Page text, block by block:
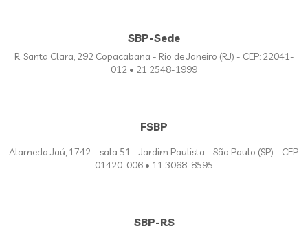
SBP-Sede
R. Santa Clara, 292 Copacabana - Rio de Janeiro (RJ) - CEP: 22041-
012 • 21 2548-1999
FSBP
Alameda Jaú, 1742 – sala 51 - Jardim Paulista - São Paulo (SP) - CEP:
01420-006 • 11 3068-8595
SBP-RS